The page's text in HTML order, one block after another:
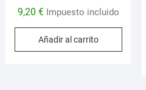
9,20 € Impuesto incluido
Añadir al carrito